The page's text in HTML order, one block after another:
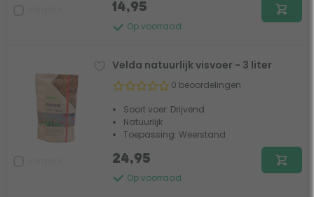
Op voorraad
14,95
Velda natuurlijk visvoer - 3 liter
0 beoordelingen
Soort voer: Drijvend
Natuurlijk
Toepassing: Weerstand
Op voorraad
24,95